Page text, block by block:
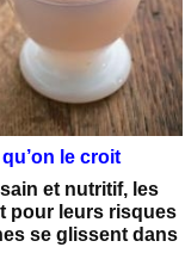
le croit
et nutritif, les
pour leurs risques
se glissent dans